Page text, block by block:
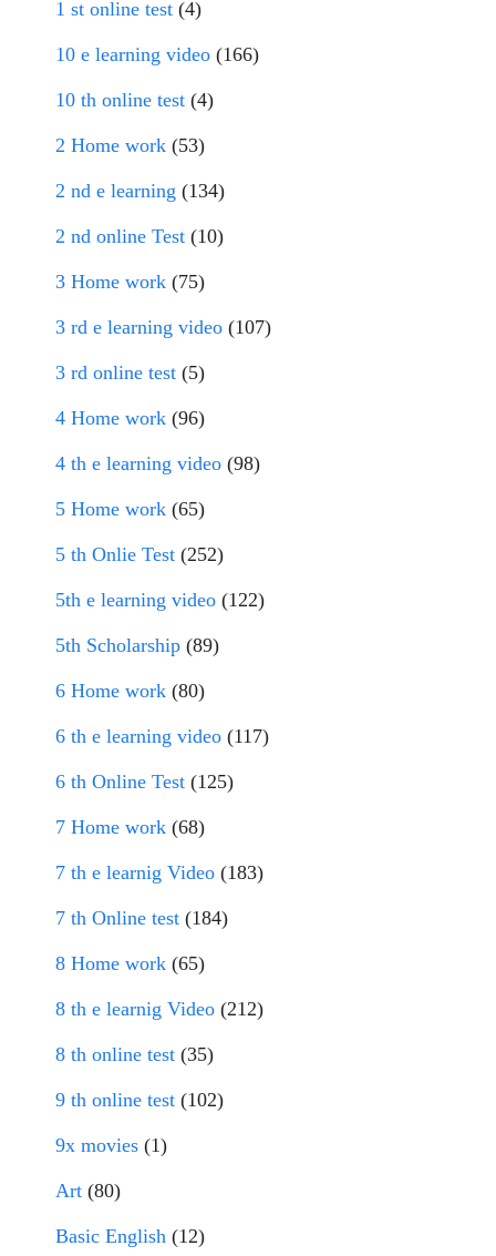
1 st online test (4)
10 e learning video (166)
10 th online test (4)
2 Home work (53)
2 nd e learning (134)
2 nd online Test (10)
3 Home work (75)
3 rd e learning video (107)
3 rd online test (5)
4 Home work (96)
4 th e learning video (98)
5 Home work (65)
5 th Onlie Test (252)
5th e learning video (122)
5th Scholarship (89)
6 Home work (80)
6 th e learning video (117)
6 th Online Test (125)
7 Home work (68)
7 th e learnig Video (183)
7 th Online test (184)
8 Home work (65)
8 th e learnig Video (212)
8 th online test (35)
9 th online test (102)
9x movies (1)
Art (80)
Basic English (12)